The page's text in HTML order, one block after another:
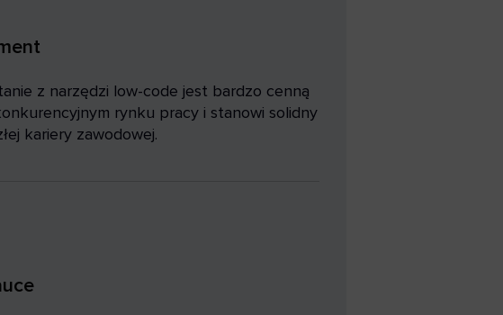
z narzędzi low-code jest bardzo cenną
rynku pracy i stanowi solidny
kariery zawodowej.